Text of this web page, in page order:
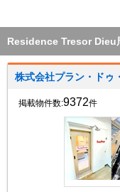
Residence Tresor Dieu
株式会社プラン・ド
掲載物件数:9372件